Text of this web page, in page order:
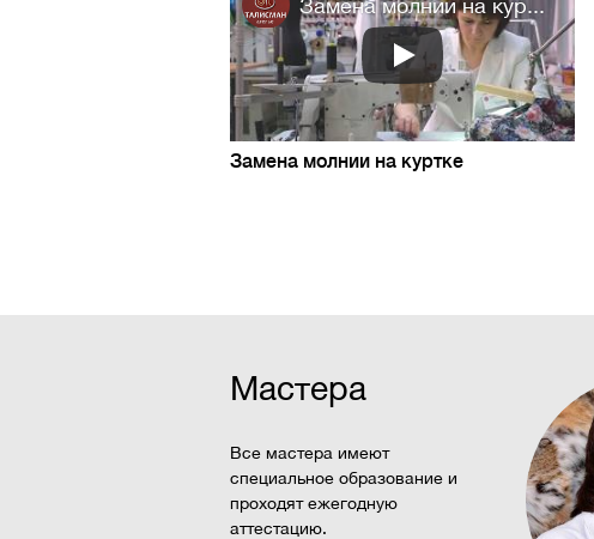
Замена молнии на кур...
Замена молнии на куртке
Мастера
Все мастера имеют
специальное образование и
проходят ежегодную
аттестацию.